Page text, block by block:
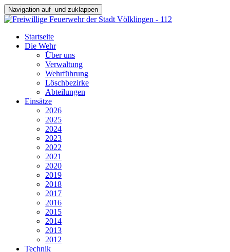
Navigation auf- und zuklappen
Startseite
Die Wehr
Über uns
Verwaltung
Wehrführung
Löschbezirke
Abteilungen
Einsätze
2026
2025
2024
2023
2022
2021
2020
2019
2018
2017
2016
2015
2014
2013
2012
Technik